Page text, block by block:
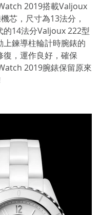
2019搭載Valjoux
芯，尺寸為13法分，
的14法分Valjoux 222型
上鍊導柱輪計時腕錶的
復，運作良好，確保
2019腕錶保留原來